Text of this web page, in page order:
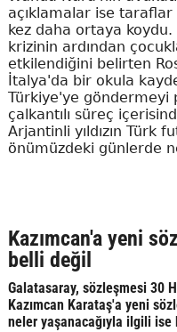
açıklamalar ise
kez daha ortaya
krizinin ardından
etkilendiğini belirten
İtalya'da bir okula
Türkiye'ye göndermeyi
çalkantılı süreç
Arjantinli yıldızın Türk
önümüzdeki günlerde
Kazımcan'a yeni
belli değil
Galatasaray, sözleşmesi 30
Kazımcan Karataş'a yeni
neler yaşanacağıyla ilgili